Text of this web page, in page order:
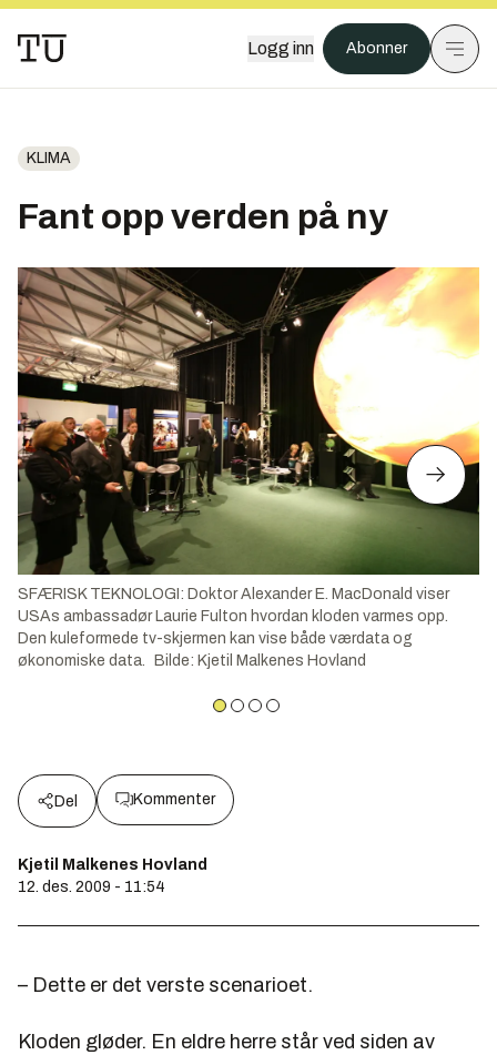
Logg inn Abonner
KLIMA
Fant opp verden på ny
SFÆRISK TEKNOLOGI: Doktor Alexander E. MacDonald viser
USAs ambassadør Laurie Fulton hvordan kloden varmes opp.
Den kuleformede tv-skjermen kan vise både værdata og
økonomiske data.
Bilde: Kjetil Malkenes Hovland
Del Kommenter
Kjetil Malkenes Hovland
12. des. 2009 - 11:54
– Dette er det verste scenarioet.
Kloden gløder. En eldre herre står ved siden av